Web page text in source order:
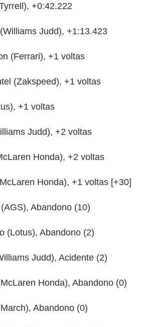
+0:42.222
Judd), +1:13.423
(Ferrari), +1 voltas
(Zakspeed), +1 voltas
+1 voltas
Judd), +2 voltas
Honda), +2 voltas
Honda), +1 voltas [+30]
Abandono (10)
(Lotus), Abandono (2)
Judd), Acidente (2)
Honda), Abandono (0)
Abandono (0)